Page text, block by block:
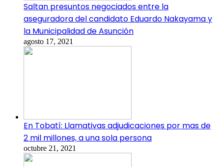
Saltan presuntos negociados entre la
aseguradora del candidato Eduardo Nakayama y
la Municipalidad de Asunción
agosto 17, 2021
En Tobatí: Llamativas adjudicaciones por mas de
2 mil millones, a una sola persona
octubre 21, 2021